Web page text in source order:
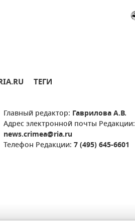
ТЕГИ
Главный редактор: Гаврилова А.В.
Адрес электронной почты Редакции:
news.crimea@ria.ru
Телефон Редакции: 7 (495) 645-6601